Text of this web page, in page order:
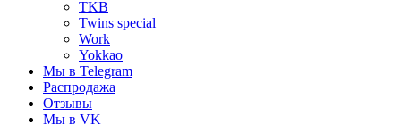
TKB
Twins special
Work
Yokkao
Мы в Telegram
Распродажа
Отзывы
Мы в VK